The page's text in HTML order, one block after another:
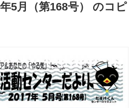
5月（第168号） のコピ